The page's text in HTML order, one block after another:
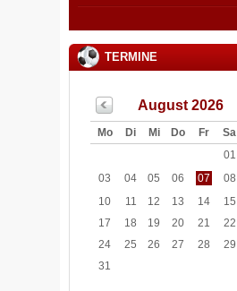
TERMINE
August 2026
Mo Di Mi Do Fr Sa
01
03
04 05 06 07 08
10
11 12 13 14 15
17
18 19 20 21 22
24
25 26 27 28 29
31